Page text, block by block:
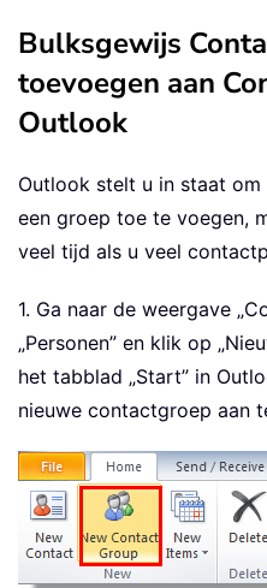
Bulksgewijs
toevoegen aan
Outlook
Outlook stelt u in staat
een groep toe te voegen,
veel tijd als u veel
1. Ga naar de weergave
„Personen” en klik op
het tabblad „Start” in
nieuwe contactgroep aan